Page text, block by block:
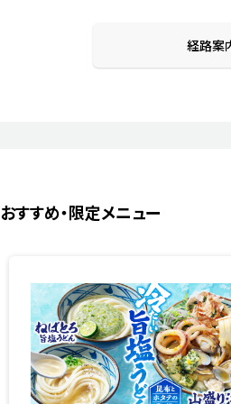
経路案
おすすめ・限定メニュー